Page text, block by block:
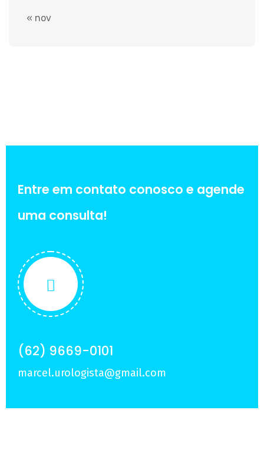
« nov
Entre em contato conosco e agende
uma consulta!
(62) 9669-0101
marcel.urologista@gmail.com